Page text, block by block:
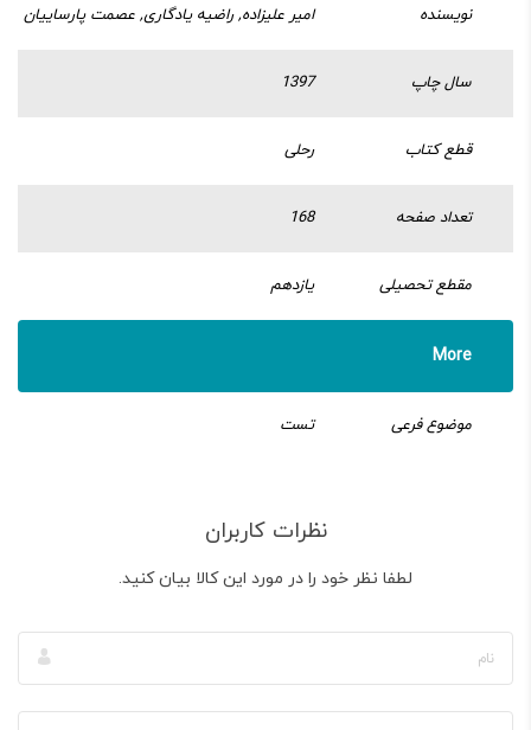
نویسنده امیر علیزاده, راضیه یادگاری, عصمت پارساییان
سال چاپ 1397
قطع کتاب رحلی
تعداد صفحه 168
مقطع تحصیلی یازدهم
More
موضوع فرعی تست
نظرات کاربران
لطفا نظر خود را در مورد این کالا بیان کنید.